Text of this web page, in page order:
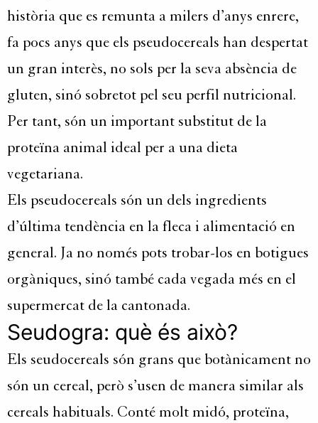
història que es remunta a milers d’anys enrere,
fa pocs anys que els pseudocereals han despertat
un gran interès, no sols per la seva absència de
gluten, sinó sobretot pel seu perfil nutricional.
Per tant, són un important substitut de la
proteïna animal ideal per a una dieta
vegetariana.
Els pseudocereals són un dels ingredients
d’última tendència en la fleca i alimentació en
general. Ja no només pots trobar-los en botigues
orgàniques, sinó també cada vegada més en el
supermercat de la cantonada.
Seudogra: què és això?
Els seudocereals són grans que botànicament no
són un cereal, però s’usen de manera similar als
cereals habituals. Conté molt midó, proteïna,